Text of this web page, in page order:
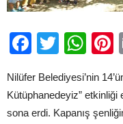
Twitter
Nilüfer Belediyesi’nin
Kütüphanedeyiz” etkinliği
sona erdi. Kapanış